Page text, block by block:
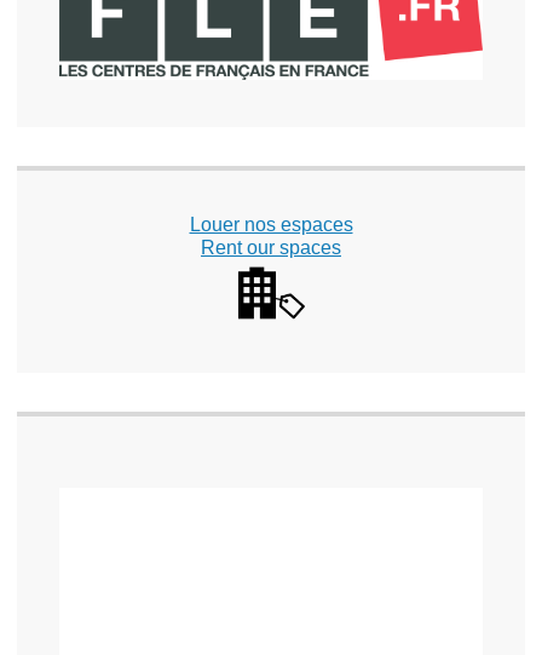
Louer nos espaces
Rent our spaces